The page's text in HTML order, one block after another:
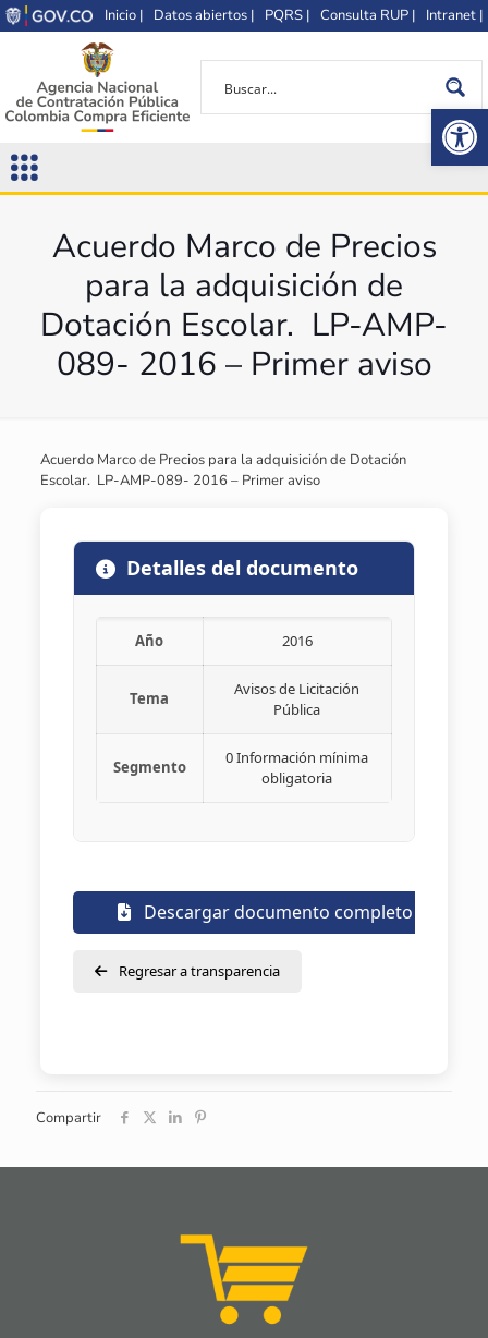
Inicio | Datos abiertos | PQRS | Consulta RUP | Intranet |
Acuerdo Marco de Precios
para la adquisición de
Dotación Escolar. LP-AMP-
089- 2016 – Primer aviso
Acuerdo Marco de Precios para la adquisición de Dotación
Escolar. LP-AMP-089- 2016 – Primer aviso
Detalles del documento
Año 2016
Tema
Avisos de Licitación
Pública
Segmento
0 Información mínima
obligatoria
Descargar documento completo
Regresar a transparencia
Compartir